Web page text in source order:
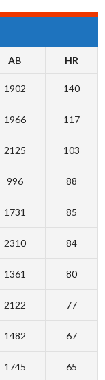
AB HR
1902 140
1966 117
2125 103
996 88
1731 85
2310 84
1361 80
2122 77
1482 67
1745 65